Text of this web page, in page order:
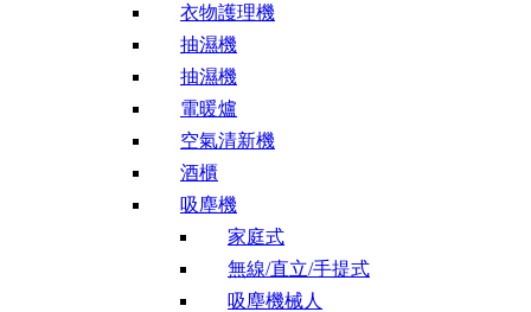
衣物護理機
抽濕機
抽濕機
電暖爐
空氣清新機
酒櫃
吸塵機
家庭式
無線/直立/手提式
吸塵機械人